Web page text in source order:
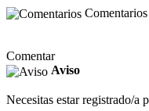
Comentarios
Comentar
Aviso
Necesitas estar registrado/a